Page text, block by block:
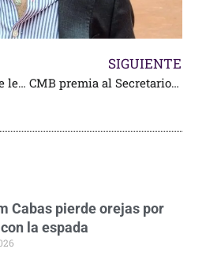
Paola San Román sufre lesión en España
SIGUIENTE
CMB premia al Secretario de Defensa
Cabas pierde orejas por
la espada